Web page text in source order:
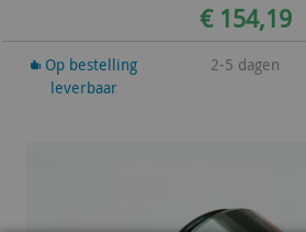
€ 154,19
Op bestelling
leverbaar
2-5 dagen